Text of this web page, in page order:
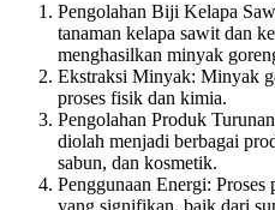
Pengolahan Biji Kelapa
tanaman kelapa sawit dan
menghasilkan minyak
Ekstraksi Minyak: Minyak
proses fisik dan kimia.
Pengolahan Produk
diolah menjadi berbagai
sabun, dan kosmetik.
Penggunaan Energi: